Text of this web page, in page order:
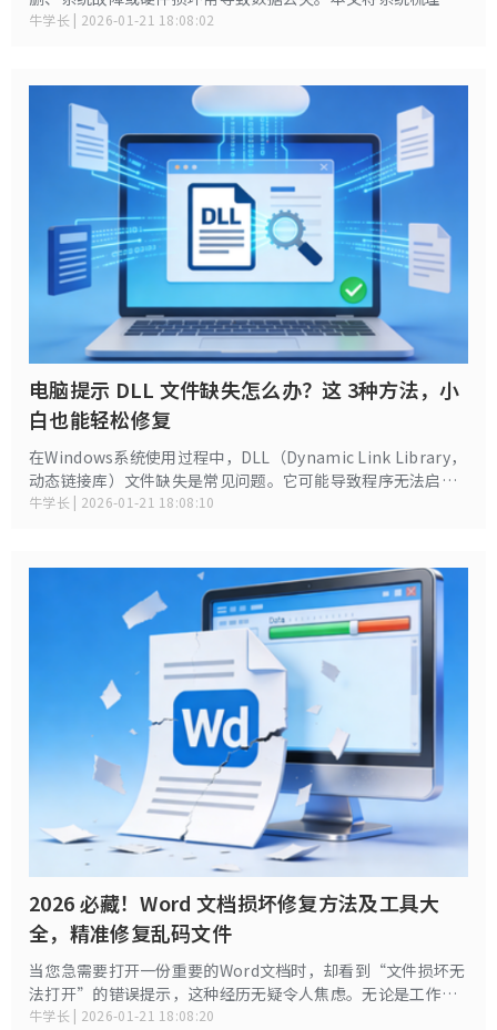
卓手机数据恢复的6大核心方法，结合技术原理与实操案例，助
牛学长 | 2026-01-21 18:08:02
电脑提示 DLL 文件缺失怎么办？这 3种方法，小
白也能轻松修复
在Windows系统使用过程中，DLL（Dynamic Link Library，
动态链接库）文件缺失是常见问题。它可能导致程序无法启
动、功能异常甚至系统崩溃，严重影响使用体验。不过别担
牛学长 | 2026-01-21 18:08:10
2026 必藏！Word 文档损坏修复方法及工具大
全，精准修复乱码文件
当您急需要打开一份重要的Word文档时，却看到“文件损坏无
法打开”的错误提示，这种经历无疑令人焦虑。无论是工作报
告、学术论文还是合同文件，Word文档的损坏都可能带来严重
牛学长 | 2026-01-21 18:08:20